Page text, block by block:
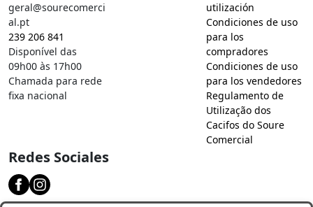
geral@sourecomerci
al.pt
239 206 841
Disponível das
09h00 às 17h00
Chamada para rede
fixa nacional
utilización
Condiciones de uso
para los
compradores
Condiciones de uso
para los vendedores
Regulamento de
Utilização dos
Cacifos do Soure
Comercial
Redes Sociales